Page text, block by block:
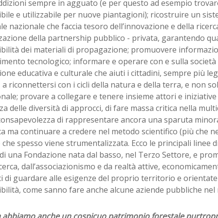
sempre in agguato (e per questo ad esempio
e utilizzabile per nuove piantagioni); ricostruire un
nazionale che faccia tesoro dell’innovazione e della
della partnership pubblico - privata, garantendo
dei materiali di propagazione; promuovere
tecnologico; informare e operare con e sulla società
educativa e culturale che aiuti i cittadini, sempre più
riconnettersi con i cicli della natura e della terra, e non
provare a collegare e tenere insieme attori e iniziative
delle diversità di approcci, di fare massa critica nella
di rappresentare ancora una sparuta
ma continuare a credere nel metodo scientifico (più che
spesso viene strumentalizzata. Ecco le principali linee
una Fondazione nata dal basso, nel Terzo Settore, e
dall’associazionismo e da realtà attive,
di guardare alle esigenze del proprio territorio e
come sanno fare anche alcune aziende pubbliche nel
abbiamo anche un cospicuo patrimonio forestale